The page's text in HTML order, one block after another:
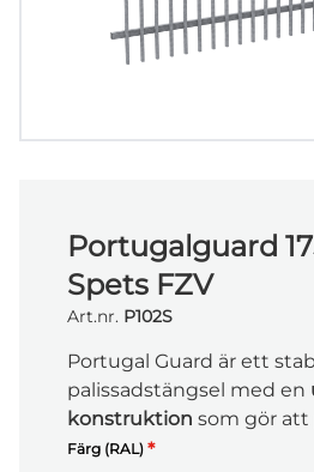
Portugalguard
Spets FZV
Art.nr. P102S
Portugal Guard är ett
palissadstängsel med en
konstruktion som gör att
anpassas efter terrängen.
Färg (RAL) *